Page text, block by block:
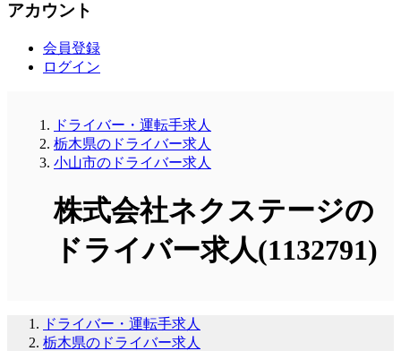
アカウント
会員登録
ログイン
ドライバー・運転手求人
栃木県のドライバー求人
小山市のドライバー求人
株式会社ネクステージの
ドライバー求人(1132791)
ドライバー・運転手求人
栃木県のドライバー求人